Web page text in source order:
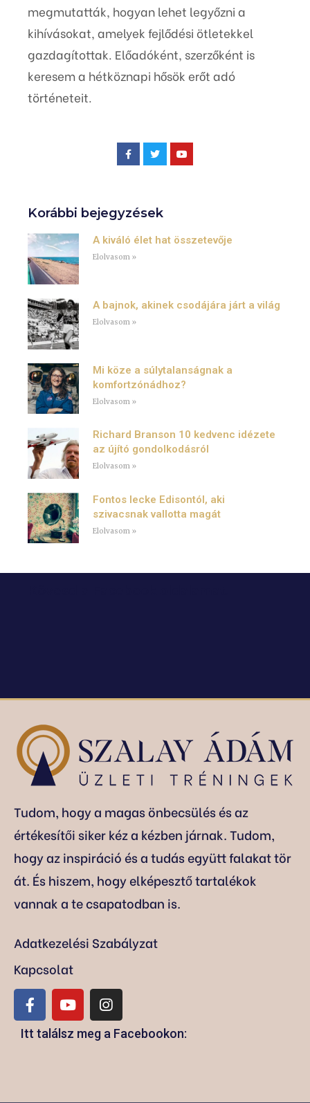
megmutatták, hogyan lehet legyőzni a
kihívásokat, amelyek fejlődési ötletekkel
gazdagítottak. Előadóként, szerzőként is
keresem a hétköznapi hősök erőt adó
történeteit.
Korábbi bejegyzések
A kiváló élet hat összetevője
Elolvasom »
A bajnok, akinek csodájára járt a világ
Elolvasom »
Mi köze a súlytalanságnak a
komfortzónádhoz?
Elolvasom »
Richard Branson 10 kedvenc idézete
az újító gondolkodásról
Elolvasom »
Fontos lecke Edisontól, aki
szivacsnak vallotta magát
Elolvasom »
Tudom, hogy a magas önbecsülés és az
értékesítői siker kéz a kézben járnak. Tudom,
hogy az inspiráció és a tudás együtt falakat tör
át. És hiszem, hogy elképesztő tartalékok
vannak a te csapatodban is.
Adatkezelési Szabályzat
Kapcsolat
Itt találsz meg a Facebookon: